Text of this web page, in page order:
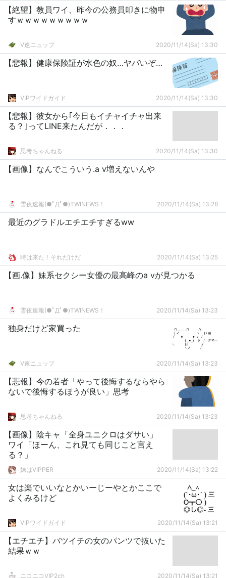
【絶望】教員ワイ、昨今の公務員叩きに物申
すｗｗｗｗｗｗｗｗｗ
V速ニュップ 2020/11/14(Sa) 13:30
【悲報】健康保険証が水色の奴…ヤバいぞ…
VIPワイドガイド 2020/11/14(Sa) 13:30
【悲報】彼女から｢今日もイチャイチャ出来
る？｣ってLINE来たんだが．．．
思考ちゃんねる 2020/11/14(Sa) 13:30
【画像】なんでこういう.a v増えないんや
雪夜速報(●ﾟДﾟ●)TWINEWS！ 2020/11/14(Sa) 13:28
最近のグラドルエチエチすぎるww
時は来た！それだけだ 2020/11/14(Sa) 13:25
【画.像】妹系セクシー女優の最高峰のa vが見つかる
雪夜速報(●ﾟДﾟ●)TWINEWS！ 2020/11/14(Sa) 13:23
独身だけど家買った
V速ニュップ 2020/11/14(Sa) 13:23
【悲報】今の若者「やって後悔するならやら
ないで後悔するほうが良い」思考
思考ちゃんねる 2020/11/14(Sa) 13:23
【画像】陰キャ「全身ユニクロはダサい」
ワイ「ほーん、これ見ても同じこと言え
る？」
妹はVIPPER 2020/11/14(Sa) 13:22
女は楽でいいなとかいーじーやとかここで
よくみるけど
VIPワイドガイド 2020/11/14(Sa) 13:21
【エチエチ】バツイチの女のパンツで抜いた
結果ｗｗ
ニコニコVIP2ch 2020/11/14(Sa) 13:21